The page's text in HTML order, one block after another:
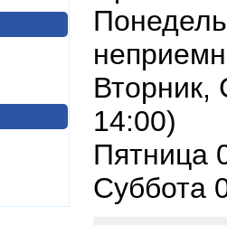
Вторник,
14:00)
Пятница
Суббота